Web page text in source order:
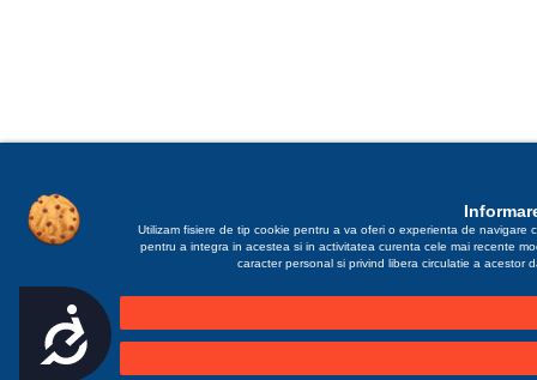
Accesibilitate
Utilizam fisiere de tip cookie pentru a va oferi o experienta de navigare
pentru a integra in acestea si in activitatea curenta cele mai recente
caracter personal si privind libera circulatie a acestor